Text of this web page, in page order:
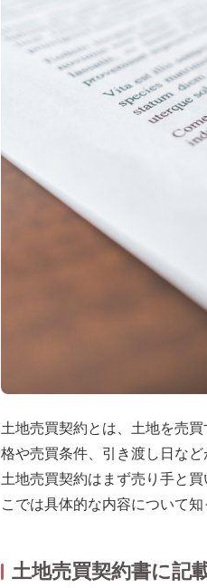
土地売買契約とは、土地を売
格や売買条件、引き渡し日な
土地売買契約はまず売り手と
こでは具体的な内容について知
土地売買契約書に記